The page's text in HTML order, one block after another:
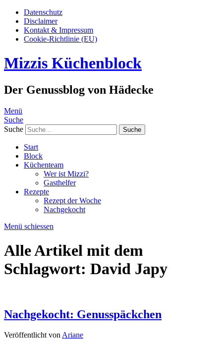
Datenschutz
Disclaimer
Kontakt & Impressum
Cookie-Richtlinie (EU)
Mizzis Küchenblock
Der Genussblog von Hädecke
Menü
Suche
Suche
Start
Block
Küchenteam
Wer ist Mizzi?
Gasthelfer
Rezepte
Rezept der Woche
Nachgekocht
Menü schiessen
Alle Artikel mit dem
Schlagwort: David Japy
Nachgekocht: Genusspäckchen
Veröffentlicht vonAriane